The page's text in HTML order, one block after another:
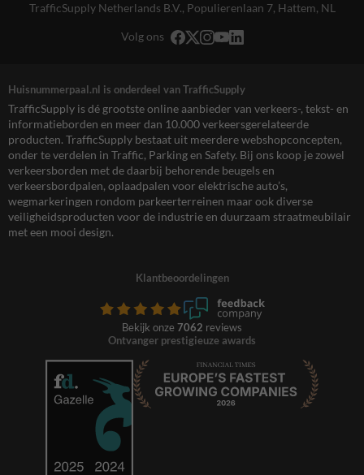
TrafficSupply Netherlands B.V., Populierenlaan 7, Hattem, NL
Volg ons
Huisnummerpaal.nl is onderdeel van TrafficSupply
TrafficSupply is dé grootste online aanbieder van verkeers-, tekst- en
informatieborden en meer dan 10.000 verkeersgerelateerde
producten. TrafficSupply bestaat uit meerdere webshopconcepten,
onder te verdelen in Traffic, Parking en Safety. Bij ons koop je zowel
verkeersborden met de daarbij behorende beugels en
verkeersbordpalen, oplaadpalen voor elektrische auto’s,
wegmarkeringen rondom parkeerterreinen maar ook diverse
veiligheidsproducten voor de industrie en duurzaam straatmeubilair
met een mooi design.
Klantbeoordelingen
Bekijk onze 7062 reviews
Ontvanger prestigieuze awards